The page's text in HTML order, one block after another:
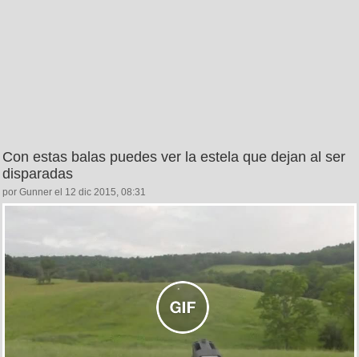
Con estas balas puedes ver la estela que dejan al ser
disparadas
por Gunner el 12 dic 2015, 08:31